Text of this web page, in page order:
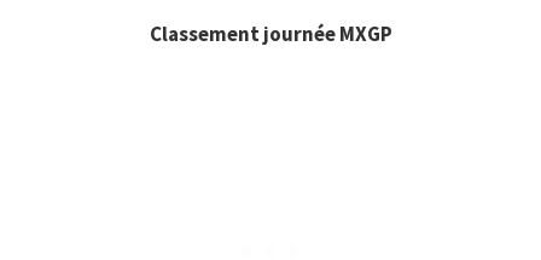
Classement journée MXGP